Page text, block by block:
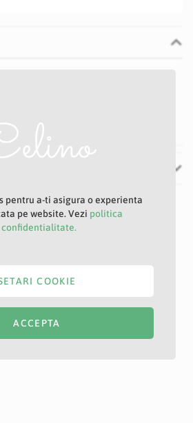
pentru a-ti asigura o experienta
pe website. Vezi politica
confidentialitate.
ACCEPTA
COOKIE